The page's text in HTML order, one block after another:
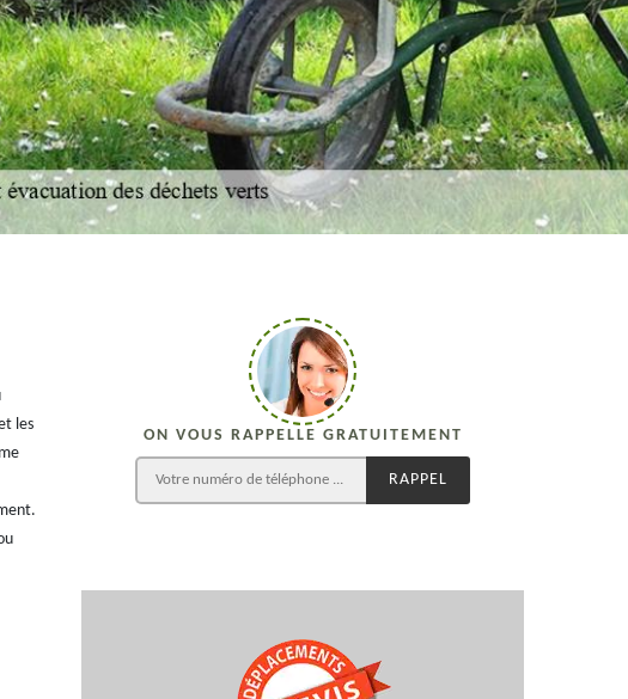
les
ON VOUS RAPPELLE GRATUITEMENT